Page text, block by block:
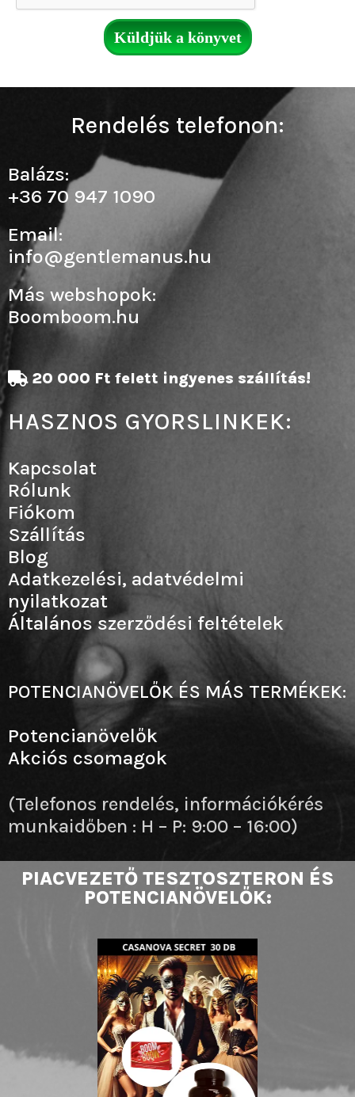
Küldjük a könyvet
PIACVEZETŐ TESZTOSZTERON ÉS
POTENCIANÖVELŐK:
20 000 Ft felett ingyenes szállítás!
HASZNOS GYORSLINKEK:
Kapcsolat
Rólunk
Fiókom
Szállítás
Blog
Adatkezelési, adatvédelmi
nyilatkozat
Általános szerződési feltételek
POTENCIANÖVELŐK ÉS MÁS TERMÉKEK:
Potencianövelők
Akciós csomagok
(Telefonos rendelés, információkérés
munkaidőben : H – P: 9:00 – 16:00)
Rendelés telefonon:
Balázs:
+36 70 947 1090
Email:
info@gentlemanus.hu
Más webshopok:
Boomboom.hu